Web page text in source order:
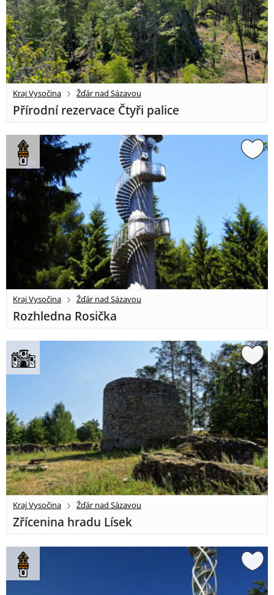
Kraj Vysočina Žďár nad Sázavou
Přírodní rezervace Čtyři palice
Kraj Vysočina Žďár nad Sázavou
Rozhledna Rosička
Kraj Vysočina Žďár nad Sázavou
Zřícenina hradu Lísek